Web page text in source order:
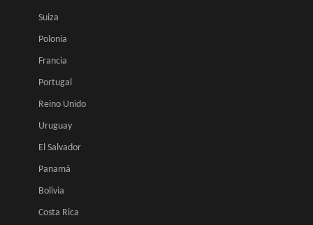
Suiza
Polonia
Francia
Portugal
Reino Unido
Uruguay
El Salvador
Panamá
Bolivia
Costa Rica